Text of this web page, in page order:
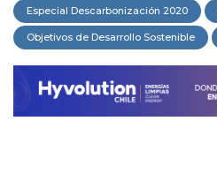
Especial Descarbonización 2020
Objetivos de Desarrollo Sostenible